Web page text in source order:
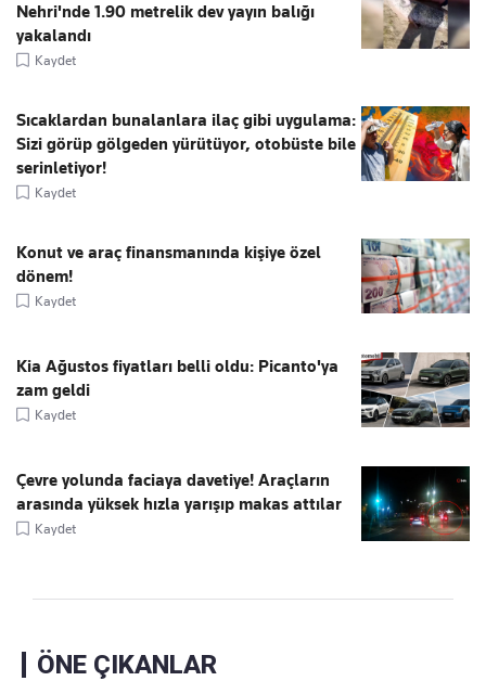
Nehri'nde 1.90 metrelik dev yayın balığı
yakalandı
Kaydet
Sıcaklardan bunalanlara ilaç gibi uygulama:
Sizi görüp gölgeden yürütüyor, otobüste bile
serinletiyor!
Kaydet
Konut ve araç finansmanında kişiye özel
dönem!
Kaydet
Kia Ağustos fiyatları belli oldu: Picanto'ya
zam geldi
Kaydet
Çevre yolunda faciaya davetiye! Araçların
arasında yüksek hızla yarışıp makas attılar
Kaydet
ÖNE ÇIKANLAR